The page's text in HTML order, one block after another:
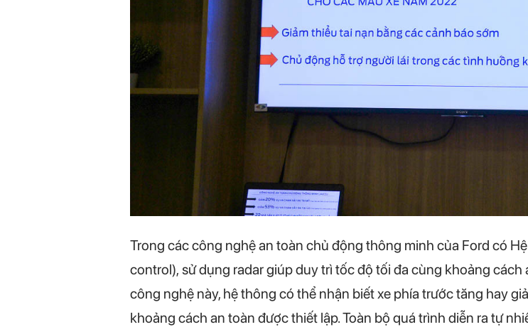
Trong các công nghệ an toàn chủ động thông minh của Ford có
control), sử dụng radar giúp duy trì tốc độ tối đa cùng khoảng cách
công nghệ này, hệ thông có thể nhận biết xe phía trước tăng hay
khoảng cách an toàn được thiết lập. Toàn bộ quá trình diễn ra tự